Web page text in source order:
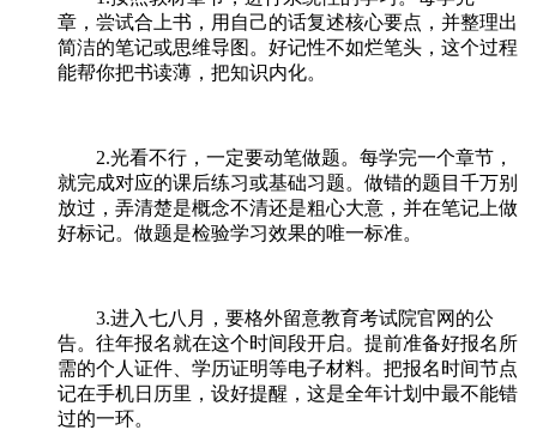
章，尝试合上书，用自己的话复述核心要点，并整理出
简洁的笔记或思维导图。好记性不如烂笔头，这个过程
能帮你把书读薄，把知识内化。
2.光看不行，一定要动笔做题。每学完一个章节，
就完成对应的课后练习或基础习题。做错的题目千万别
放过，弄清楚是概念不清还是粗心大意，并在笔记上做
好标记。做题是检验学习效果的唯一标准。
3.进入七八月，要格外留意教育考试院官网的公
告。往年报名就在这个时间段开启。提前准备好报名所
需的个人证件、学历证明等电子材料。把报名时间节点
记在手机日历里，设好提醒，这是全年计划中最不能错
过的一环。